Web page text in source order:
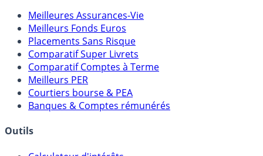
Meilleures Assurances-Vie
Meilleurs Fonds Euros
Placements Sans Risque
Comparatif Super Livrets
Comparatif Comptes à Terme
Meilleurs PER
Courtiers bourse & PEA
Banques & Comptes rémunérés
Outils